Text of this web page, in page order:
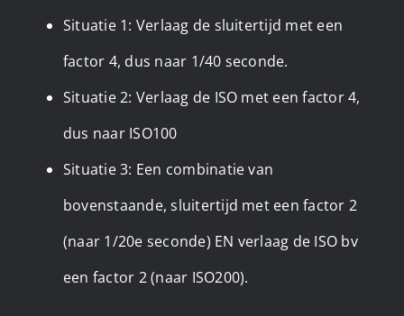
Situatie 1: Verlaag de sluitertijd met een
factor 4, dus naar 1/40 seconde.
Situatie 2: Verlaag de ISO met een factor 4,
dus naar ISO100
Situatie 3: Een combinatie van
bovenstaande, sluitertijd met een factor 2
(naar 1/20e seconde) EN verlaag de ISO bv
een factor 2 (naar ISO200). ​